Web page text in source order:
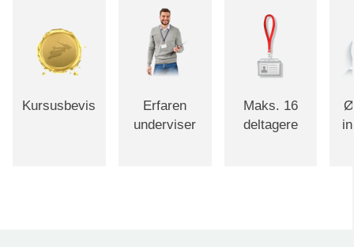
Kursusbevis
Erfaren
underviser
Maks. 16
deltagere